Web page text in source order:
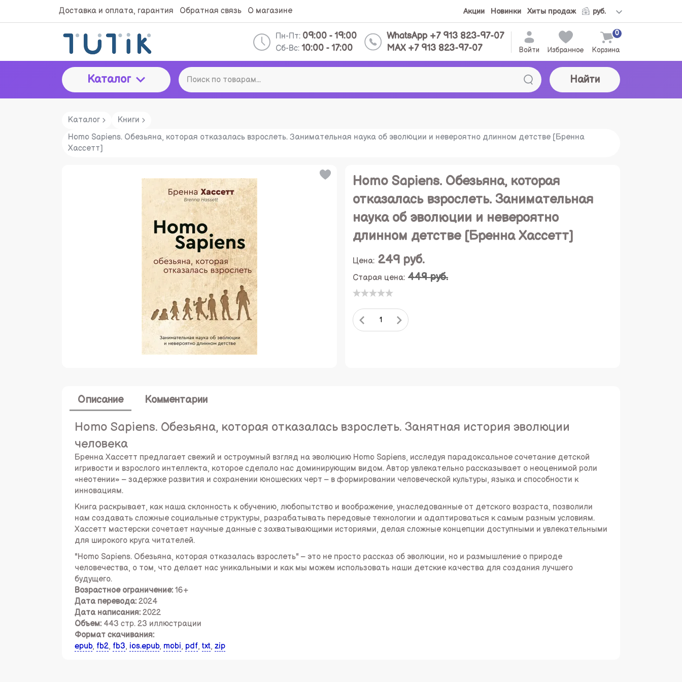
Доставка и оплата, гарантия Обратная связь О магазине Акции Новинки Хиты продаж
Пн-Пт: 09:00 - 19:00
Сб-Вс: 10:00 - 17:00
WhatsApp +7 913 823-97-07
MAX +7 913 823-97-07
Войти Избранное Корзина
0
Каталог Найти
Каталог
Книги
Homo Sapiens. Обезьяна, которая отказалась взрослеть. Занимательная наука об эволюции и невероятно длинном детстве [Бренна
Хассетт]
Homo Sapiens. Обезьяна, которая
отказалась взрослеть. Занимательная
наука об эволюции и невероятно
длинном детстве [Бренна Хассетт]
Цена: 249 руб.
Старая цена: 449 руб.
Описание Комментарии
Homo Sapiens. Обезьяна, которая отказалась взрослеть. Занятная история эволюции
человека
Бренна Хассетт предлагает свежий и остроумный взгляд на эволюцию Homo Sapiens, исследуя парадоксальное сочетание детской
игривости и взрослого интеллекта, которое сделало нас доминирующим видом. Автор увлекательно рассказывает о неоценимой роли
«неотении» – задержке развития и сохранении юношеских черт – в формировании человеческой культуры, языка и способности к
инновациям.
Книга раскрывает, как наша склонность к обучению, любопытство и воображение, унаследованные от детского возраста, позволили
нам создавать сложные социальные структуры, разрабатывать передовые технологии и адаптироваться к самым разным условиям.
Хассетт мастерски сочетает научные данные с захватывающими историями, делая сложные концепции доступными и увлекательными
для широкого круга читателей.
"Homo Sapiens. Обезьяна, которая отказалась взрослеть" – это не просто рассказ об эволюции, но и размышление о природе
человечества, о том, что делает нас уникальными и как мы можем использовать наши детские качества для создания лучшего
будущего.
Возрастное ограничение: 16+
Дата перевода: 2024
Дата написания: 2022
Объем: 443 стр. 23 иллюстрации
Формат скачивания:
epub, fb2, fb3, ios.epub, mobi, pdf, txt, zip